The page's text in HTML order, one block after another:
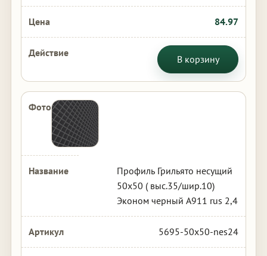
84.97
В корзину
Профиль Грильято несущий
50х50 ( выс.35/шир.10)
Эконом черный А911 rus 2,4
5695-50x50-nes24